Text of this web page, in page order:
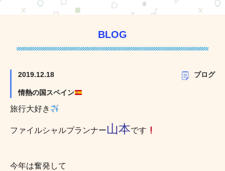
BLOG
2019.12.18 ブログ
情熱の国スペイン
旅行大好き
ファイルシャルプランナー山本です
今年は奮発して